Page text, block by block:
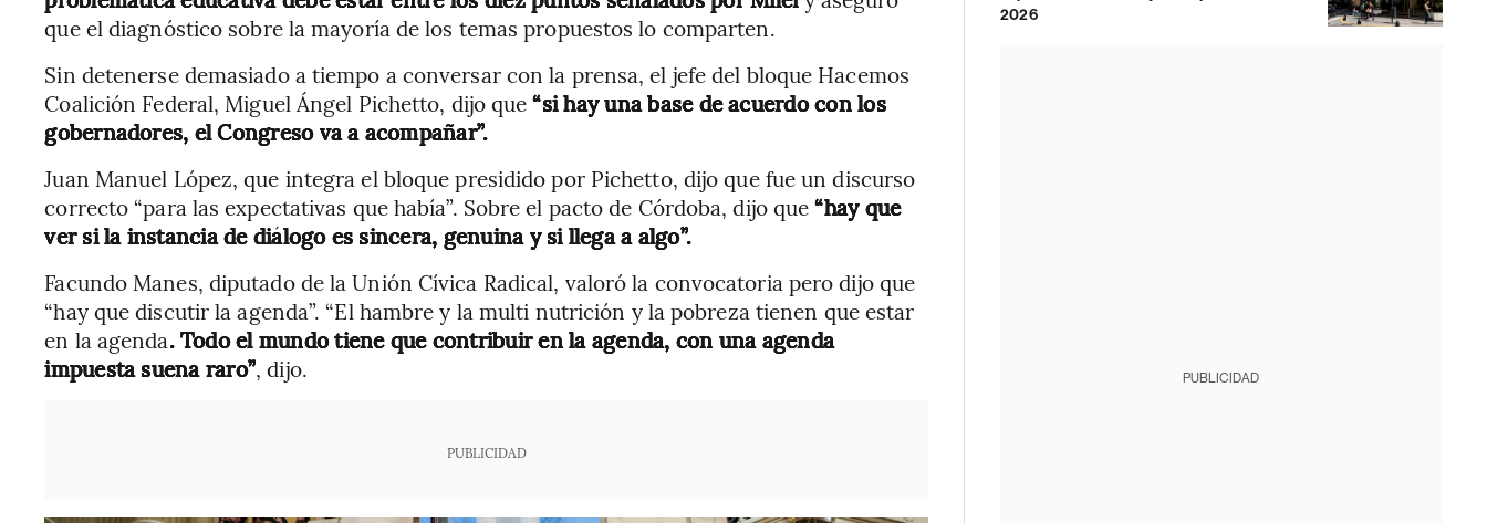
que el diagnóstico sobre la mayoría de los temas propuestos lo comparten.
Sin detenerse demasiado a tiempo a conversar con la prensa, el jefe del bloque Hacemos
Coalición Federal, Miguel Ángel Pichetto, dijo que“si hay una base de acuerdo con los
gobernadores, el Congreso va a acompañar”.
Juan Manuel López, que integra el bloque presidido por Pichetto, dijo que fue un discurso
correcto “para las expectativas que había”. Sobre el pacto de Córdoba, dijo que“hay que
ver si la instancia de diálogo es sincera, genuina y si llega a algo”.
Facundo Manes, diputado de la Unión Cívica Radical, valoró la convocatoria pero dijo que
“hay que discutir la agenda”. “El hambre y la multi nutrición y la pobreza tienen que estar
en la agenda. Todo el mundo tiene que contribuir en la agenda, con una agenda
impuesta suena raro”, dijo.
PUBLICIDAD
2026
PUBLICIDAD